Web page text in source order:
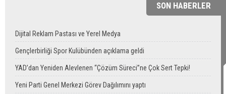
SON HABERLER
Dijital Reklam Pastası ve Yerel Medya
Gençlerbirliği Spor Kulübünden açıklama geldi
YAD’dan Yeniden Alevlenen “Çözüm Süreci”ne Çok Sert Tepki!
Yeni Parti Genel Merkezi Görev Dağılımını yaptı